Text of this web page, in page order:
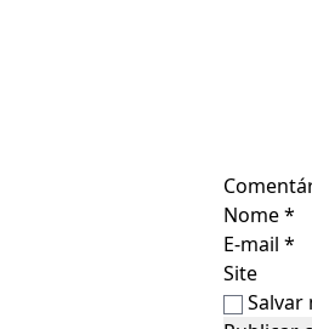
Nome*
E-mail *
Site
Salvar